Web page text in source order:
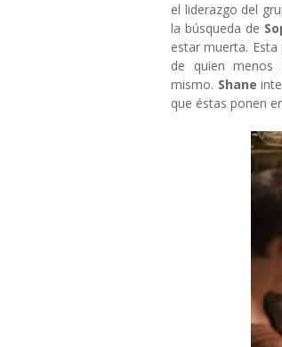
el liderazgo del
la búsqueda de
estar muerta.
de quien menos
mismo. Shane
que éstas ponen